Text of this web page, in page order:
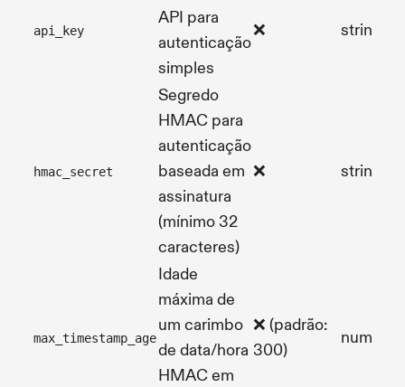
api_key
API para
autenticação
simples
❌ string
hmac_secret
Segredo
HMAC para
autenticação
baseada em
assinatura
(mínimo 32
caracteres)
❌ string
max_timestamp_age
Idade
máxima de
um carimbo
de data/hora
HMAC em
❌ (padrão:
300)
number